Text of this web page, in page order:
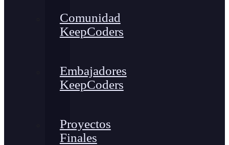
Comunidad
KeepCoders
Embajadores
KeepCoders
Proyectos
Finales